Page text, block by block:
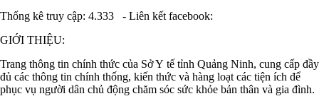
Thống kê truy cập: 4.333
- Liên kết facebook:
GIỚI THIỆU:
Trang thông tin chính thức của Sở Y tế tỉnh Quảng Ninh, cung cấp đầy
đủ các thông tin chính thống, kiến thức và hàng loạt các tiện ích để
phục vụ người dân chủ động chăm sóc sức khỏe bản thân và gia đình.